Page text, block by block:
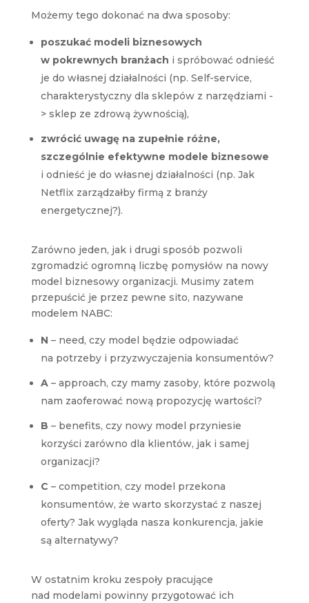
Możemy tego dokonać na dwa sposoby:
poszukać modeli biznesowych
w pokrewnych branżach i spróbować odnieść
je do własnej działalności (np. Self-service,
charakterystyczny dla sklepów z narzędziami -
> sklep ze zdrową żywnością),
zwrócić uwagę na zupełnie różne,
szczególnie efektywne modele biznesowe
i odnieść je do własnej działalności (np. Jak
Netflix zarządzałby firmą z branży
energetycznej?).
Zarówno jeden, jak i drugi sposób pozwoli
zgromadzić ogromną liczbę pomysłów na nowy
model biznesowy organizacji. Musimy zatem
przepuścić je przez pewne sito, nazywane
modelem NABC:
N – need, czy model będzie odpowiadać
na potrzeby i przyzwyczajenia konsumentów?
A– approach, czy mamy zasoby, które pozwolą
nam zaoferować nową propozycję wartości?
B – benefits, czy nowy model przyniesie
korzyści zarówno dla klientów, jak i samej
organizacji?
C – competition, czy model przekona
konsumentów, że warto skorzystać z naszej
oferty? Jak wygląda nasza konkurencja, jakie
są alternatywy?
W ostatnim kroku zespoły pracujące
nad modelami powinny przygotować ich